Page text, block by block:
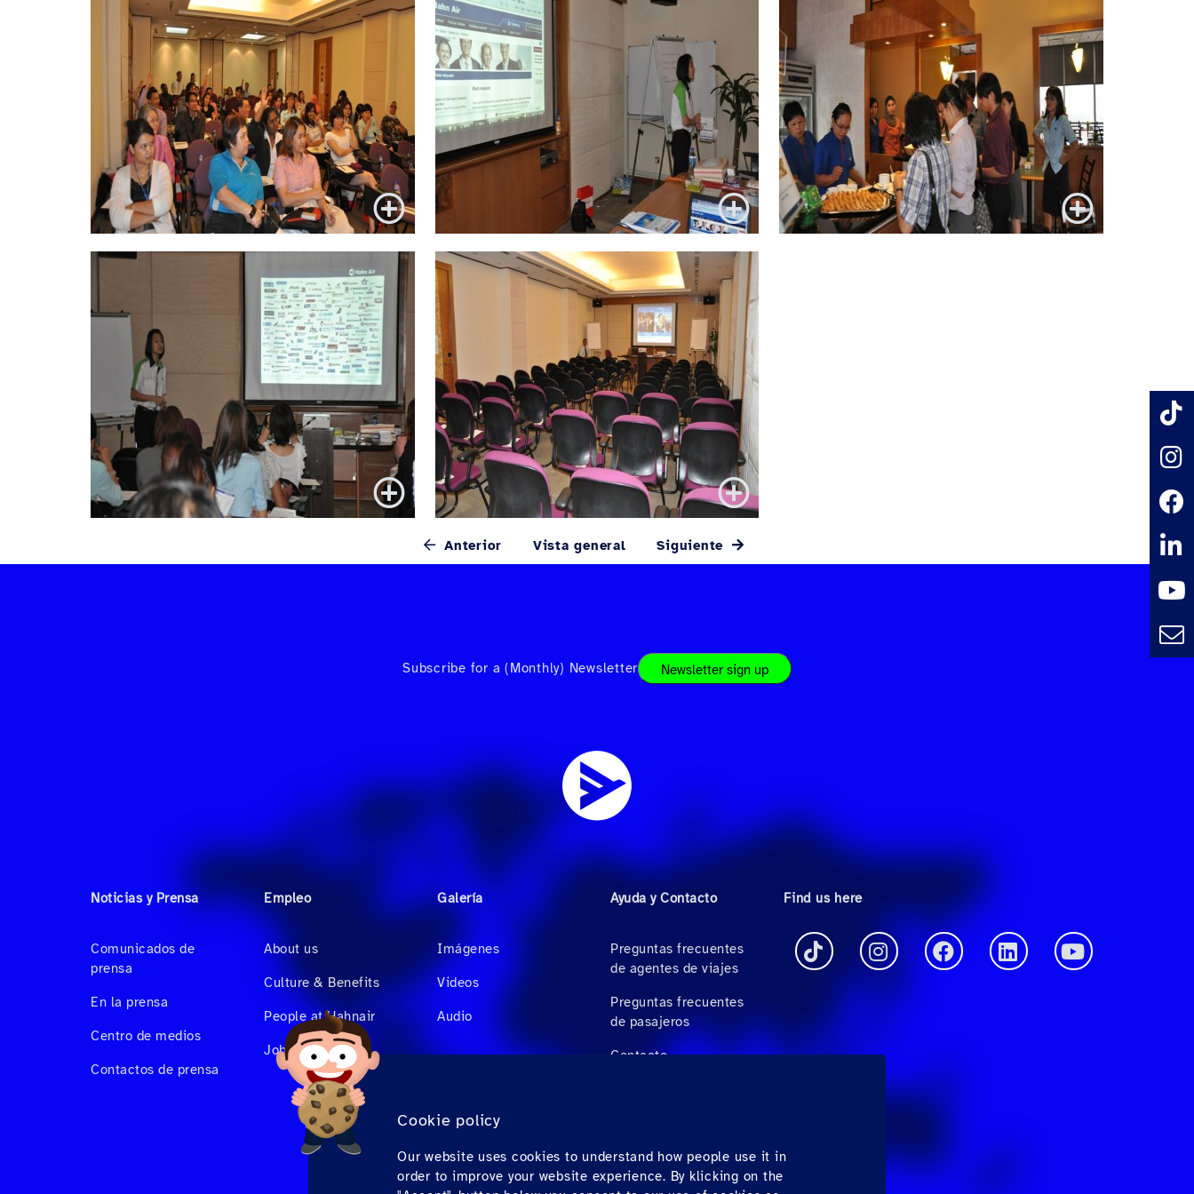
Cookie policy
Our website uses cookies to understand how people use it in
order to improve your website experience. By klicking on the
Anterior Vista general Siguiente
Subscribe for a (Monthly) Newsletter Newsletter sign up
Noticias y Prensa
Comunicados de
prensa
En la prensa
Centro de medios
Contactos de prensa
Empleo
About us
Culture & Benefits
People at Hahnair
Job Vacancies
Galería
Imágenes
Videos
Audio
Ayuda y Contacto
Preguntas frecuentes
de agentes de viajes
Preguntas frecuentes
de pasajeros
Contacto
(solo para México)
Find us here